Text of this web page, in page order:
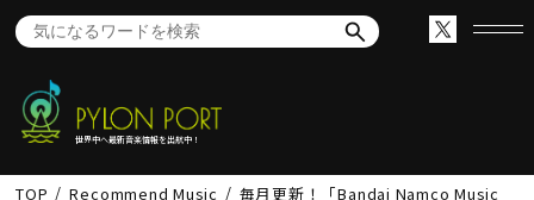
世界中へ最新音楽情報を出航中！
TOP Recommend Music
毎月更新！「Bandai Namco Music